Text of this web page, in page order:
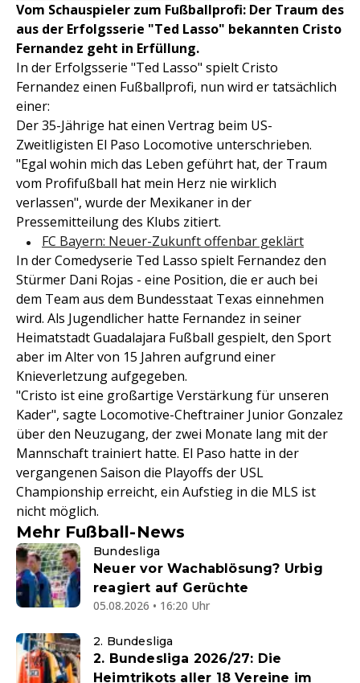
Vom Schauspieler zum Fußballprofi: Der Traum des
aus der Erfolgsserie "Ted Lasso" bekannten Cristo
Fernandez geht in Erfüllung.
In der Erfolgsserie "Ted Lasso" spielt Cristo
Fernandez einen Fußballprofi, nun wird er tatsächlich
einer:
Der 35-Jährige hat einen Vertrag beim US-
Zweitligisten El Paso Locomotive unterschrieben.
"Egal wohin mich das Leben geführt hat, der Traum
vom Profifußball hat mein Herz nie wirklich
verlassen", wurde der Mexikaner in der
Pressemitteilung des Klubs zitiert.
FC Bayern: Neuer-Zukunft offenbar geklärt
In der Comedyserie Ted Lasso spielt Fernandez den
Stürmer Dani Rojas - eine Position, die er auch bei
dem Team aus dem Bundesstaat Texas einnehmen
wird. Als Jugendlicher hatte Fernandez in seiner
Heimatstadt Guadalajara Fußball gespielt, den Sport
aber im Alter von 15 Jahren aufgrund einer
Knieverletzung aufgegeben.
"Cristo ist eine großartige Verstärkung für unseren
Kader", sagte Locomotive-Cheftrainer Junior Gonzalez
über den Neuzugang, der zwei Monate lang mit der
Mannschaft trainiert hatte. El Paso hatte in der
vergangenen Saison die Playoffs der USL
Championship erreicht, ein Aufstieg in die MLS ist
nicht möglich.
Mehr Fußball-News
Bundesliga
Neuer vor Wachablösung? Urbig
reagiert auf Gerüchte
05.08.2026 • 16:20 Uhr
2. Bundesliga
2. Bundesliga 2026/27: Die
Heimtrikots aller 18 Vereine im